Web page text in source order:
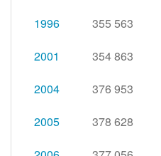
1996
355 563
2001
354 863
2004
376 953
2005
378 628